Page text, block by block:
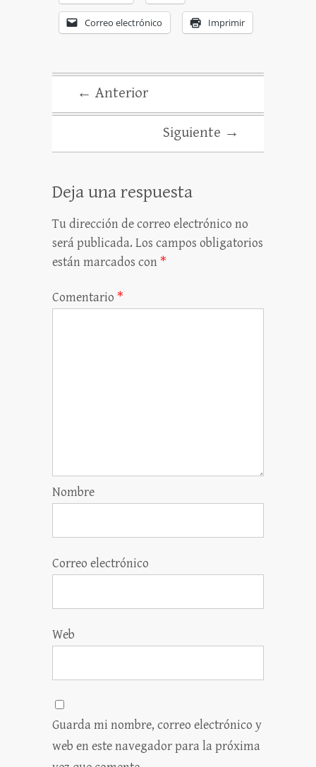
Correo electrónico Imprimir
← Anterior
Siguiente →
Deja una respuesta
Tu dirección de correo electrónico no
será publicada. Los campos obligatorios
están marcados con *
Comentario *
Nombre
Correo electrónico
Web
Guarda mi nombre, correo electrónico y
web en este navegador para la próxima